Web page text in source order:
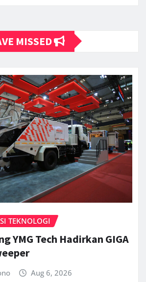
MISSED
TEKNOLOGI
YMG Tech Hadirkan GIGA
Aug 6, 2026